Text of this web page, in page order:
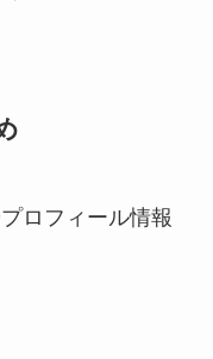
ロフィール情報